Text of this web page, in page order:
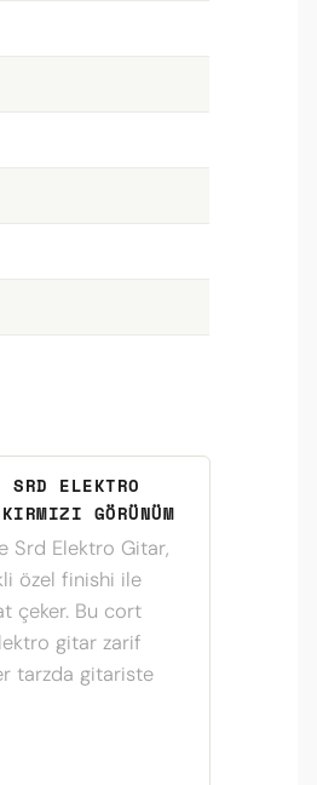
SRD ELEKTRO
GÖRÜNÜM
Srd Elektro Gitar,
özel finishi ile
çeker. Bu cort
gitar zarif
tarzda gitariste